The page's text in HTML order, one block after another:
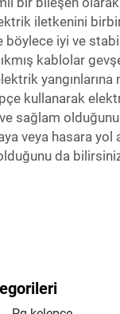
iletkenini
böylece iyi ve
kablolar
kullanarak
sağlam
veya hasara yol
da